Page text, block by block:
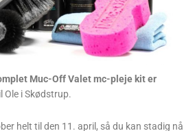
Muc-Off Valet mc-pleje kit er
Ole i Skødstrup.
helt til den 11. april, så du kan stadig nå